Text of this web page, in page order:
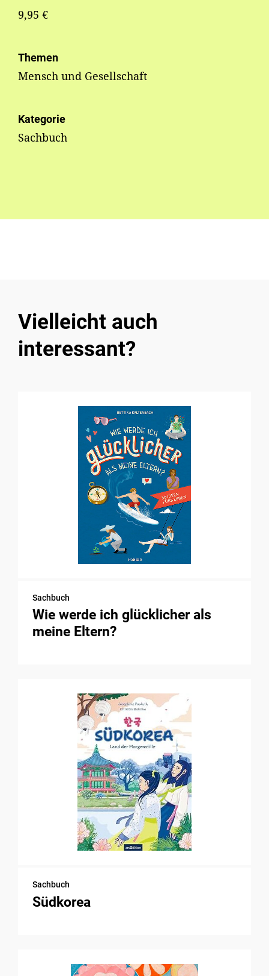
9,95 €
Themen
Mensch und Gesellschaft
Kategorie
Sachbuch
Vielleicht auch
interessant?
Sachbuch
Wie werde ich glücklicher als
meine Eltern?
Sachbuch
Südkorea